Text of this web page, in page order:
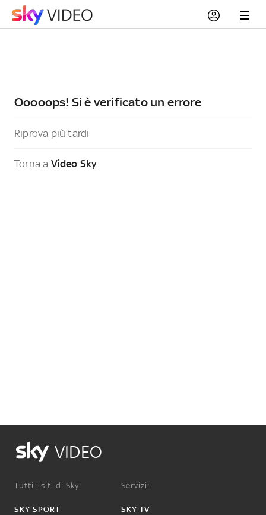
Ooooops! Si è verificato un errore
Riprova più tardi
Torna a Video Sky
VIDEO
Tutti i siti di Sky:
SKY SPORT
Servizi:
SKY TV